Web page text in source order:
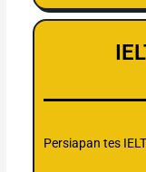
Persiapan tes